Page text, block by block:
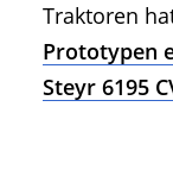
Traktoren
Prototypen
Steyr 6195